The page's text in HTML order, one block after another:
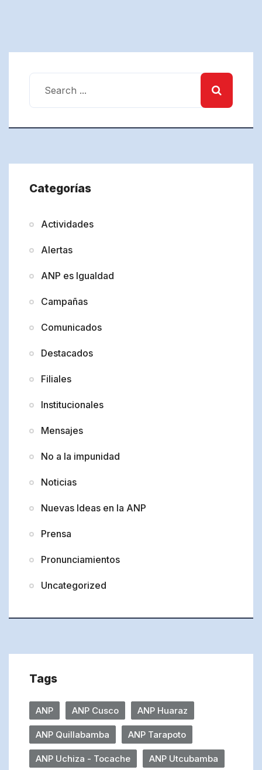
Categorías
Actividades
Alertas
ANP es Igualdad
Campañas
Comunicados
Destacados
Filiales
Institucionales
Mensajes
No a la impunidad
Noticias
Nuevas Ideas en la ANP
Prensa
Pronunciamientos
Uncategorized
Tags
ANP ANP Cusco ANP Huaraz
ANP Quillabamba ANP Tarapoto
ANP Uchiza - Tocache ANP Utcubamba